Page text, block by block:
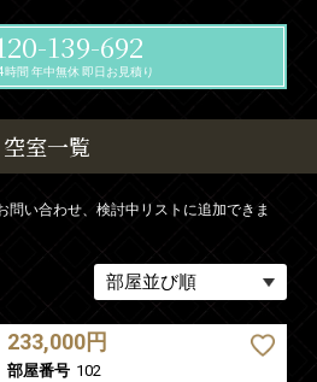
139-692
時間 年中無休 即日お見積り
空室一覧
問い合わせ、検討中リストに追加できま
233,000円
部屋番号 102